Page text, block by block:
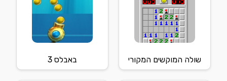
שולה המוקשים המקורי באבלס 3